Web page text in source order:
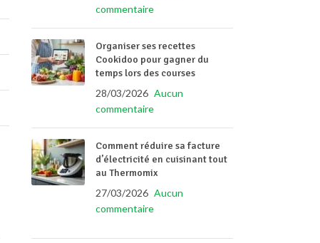
commentaire
Organiser ses recettes
Cookidoo pour gagner du
temps lors des courses
28/03/2026 Aucun
commentaire
Comment réduire sa facture
d’électricité en cuisinant tout
au Thermomix
27/03/2026 Aucun
commentaire